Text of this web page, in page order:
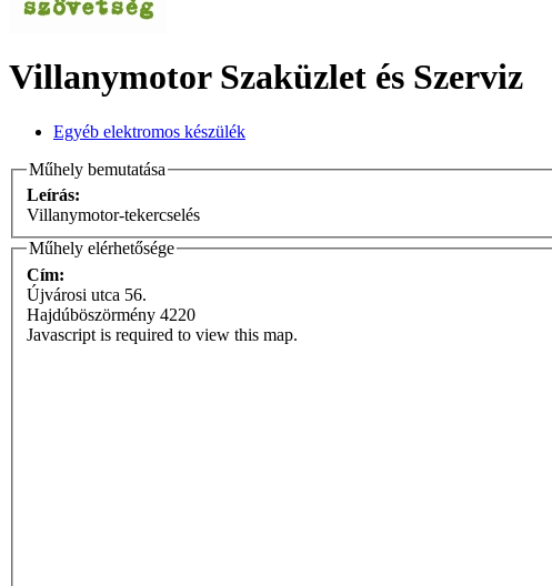
Villanymotor Szaküzlet és Szerviz
Egyéb elektromos készülék
Műhely bemutatása
Leírás:
Villanymotor-tekercselés
Műhely elérhetősége
Cím:
Újvárosi utca 56.
Hajdúböszörmény 4220
Javascript is required to view this map.